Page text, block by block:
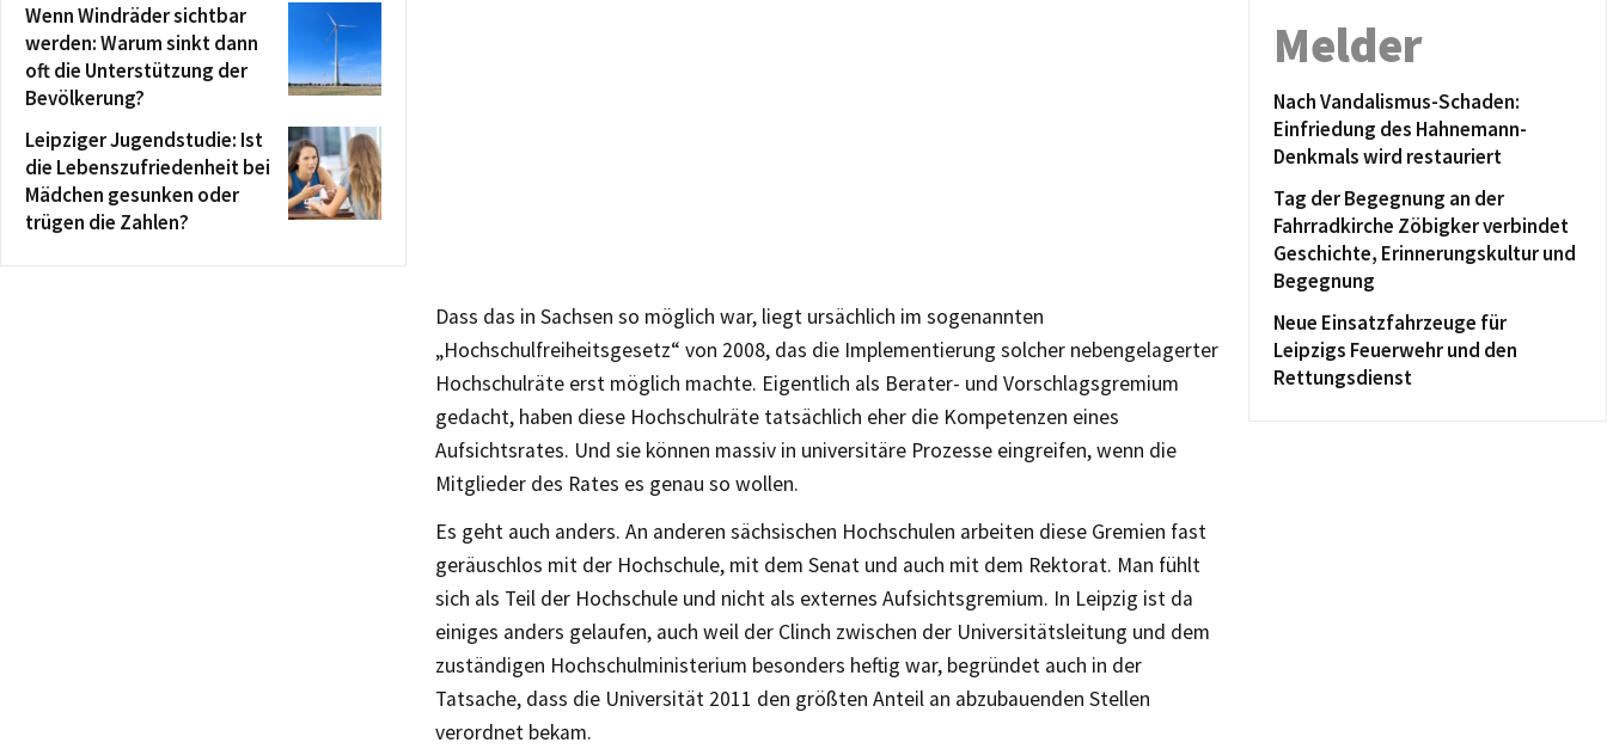
Dass das in Sachsen so möglich war, liegt ursächlich im sogenannten
„Hochschulfreiheitsgesetz“ von 2008, das die Implementierung solcher nebengelagerter
Hochschulräte erst möglich machte. Eigentlich als Berater- und Vorschlagsgremium
gedacht, haben diese Hochschulräte tatsächlich eher die Kompetenzen eines
Aufsichtsrates. Und sie können massiv in universitäre Prozesse eingreifen, wenn die
Mitglieder des Rates es genau so wollen.
Es geht auch anders. An anderen sächsischen Hochschulen arbeiten diese Gremien fast
geräuschlos mit der Hochschule, mit dem Senat und auch mit dem Rektorat. Man fühlt
sich als Teil der Hochschule und nicht als externes Aufsichtsgremium. In Leipzig ist da
einiges anders gelaufen, auch weil der Clinch zwischen der Universitätsleitung und dem
zuständigen Hochschulministerium besonders heftig war, begründet auch in der
Tatsache, dass die Universität 2011 den größten Anteil an abzubauenden Stellen
verordnet bekam.
Wenn Windräder sichtbar
werden: Warum sinkt dann
oft die Unterstützung der
Bevölkerung?
Leipziger Jugendstudie: Ist
die Lebenszufriedenheit bei
Mädchen gesunken oder
trügen die Zahlen?
Melder
Nach Vandalismus-Schaden:
Einfriedung des Hahnemann-
Denkmals wird restauriert
Tag der Begegnung an der
Fahrradkirche Zöbigker verbindet
Geschichte, Erinnerungskultur und
Begegnung
Neue Einsatzfahrzeuge für
Leipzigs Feuerwehr und den
Rettungsdienst